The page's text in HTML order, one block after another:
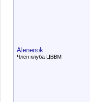
Alenenok
Член клуба ЦВВМ